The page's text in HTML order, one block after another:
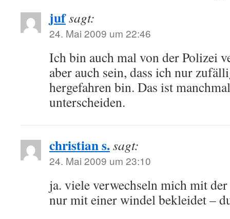
jufsagt:
24. Mai 2009 um 22:46
Ich bin auch mal von der Polizei
aber auch sein, dass ich nur
hergefahren bin. Das ist
unterscheiden.
christian s.sagt:
24. Mai 2009 um 23:10
ja. viele verwechseln mich mit
nur mit einer windel bekleidet –